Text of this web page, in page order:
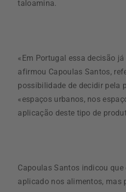
taloamina.
«Em Portugal essa decisão
afirmou Capoulas Santos,
possibilidade de decidir pela
«espaços urbanos, nos
aplicação deste tipo de
Capoulas Santos indicou
aplicado nos alimentos, mas